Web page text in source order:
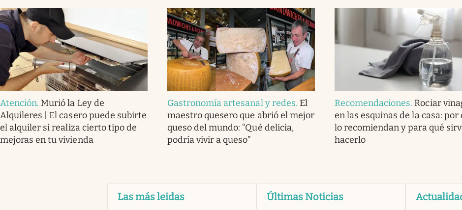
Atención. Murió la Ley de
Alquileres | El casero puede subirte
el alquiler si realiza cierto tipo de
mejoras en tu vivienda
Gastronomía artesanal y redes. El
maestro quesero que abrió el mejor
queso del mundo: “Qué delicia,
podría vivir a queso”
Recomendaciones. Rociar
en las esquinas de la casa: por
lo recomiendan y para qué
hacerlo
Las más leidas Últimas Noticias